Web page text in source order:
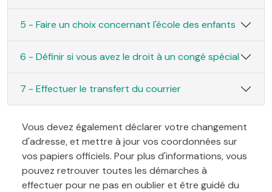
5 - Faire un choix concernant l'école des enfants
6 - Définir si vous avez le droit à un congé spécial
7 - Effectuer le transfert du courrier
Vous devez également déclarer votre changement
d'adresse, et mettre à jour vos coordonnées sur
vos papiers officiels. Pour plus d'informations, vous
pouvez retrouver toutes les démarches à
effectuer pour ne pas en oublier et être guidé du